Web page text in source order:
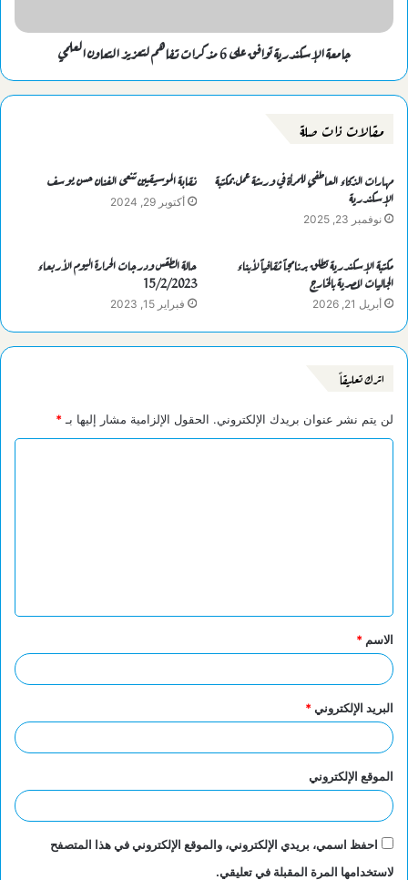
جامعة الإسكندرية توافق على 6 مذكرات تفاهم لتعزيز التعاون العلمي
مقالات ذات صلة
مهارات الذكاء العاطفي للمرأة في ورشة عمل بمكتبة
الإسكندرية
نوفمبر 23, 2025
نقابة الموسيقيين تنعى الفنان حسن يوسف
أكتوبر 29, 2024
مكتبة الإسكندرية تطلق برنامجاً ثقافياً لأبناء
الجاليات المصرية بالخارج
أبريل 21, 2026
حالة الطقس ودرجات الحرارة اليوم الأربعاء
15/2/2023
فبراير 15, 2023
اترك تعليقاً
لن يتم نشر عنوان بريدك الإلكتروني. الحقول الإلزامية مشار إليها بـ *
ق
*
الاسم *
البريد الإلكتروني*
الموقع الإلكتروني
احفظ اسمي، بريدي الإلكتروني، والموقع الإلكتروني في هذا المتصفح
لاستخدامها المرة المقبلة في تعليقي.